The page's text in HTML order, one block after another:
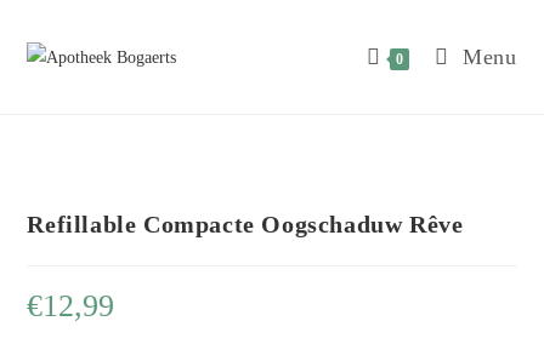
0 Menu
Refillable Compacte Oogschaduw Rêve
€12,99